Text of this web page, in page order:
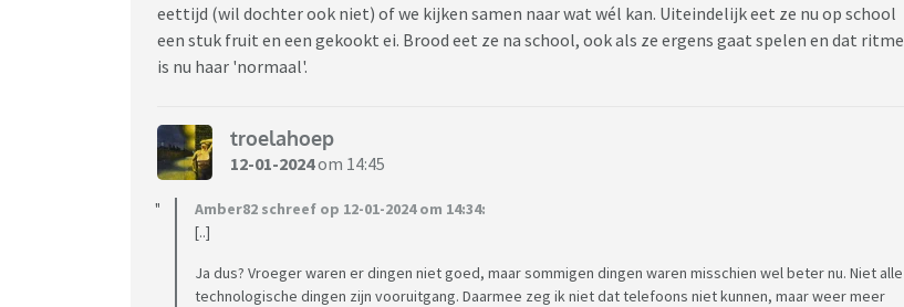
eettijd (wil dochter ook niet) of we kijken samen naar wat wél kan. Uiteindelijk eet ze nu op school
een stuk fruit en een gekookt ei. Brood eet ze na school, ook als ze ergens gaat spelen en dat ritme
is nu haar 'normaal'.
troelahoep
12-01-2024om 14:45
Amber82 schreef op 12-01-2024 om 14:34:
[..]
Ja dus? Vroeger waren er dingen niet goed, maar sommigen dingen waren misschien wel beter nu. Niet alle
technologische dingen zijn vooruitgang. Daarmee zeg ik niet dat telefoons niet kunnen, maar weer meer